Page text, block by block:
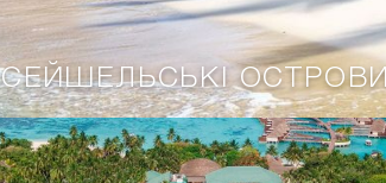
СЕЙШЕЛЬСЬКІ ОСТРОВИ